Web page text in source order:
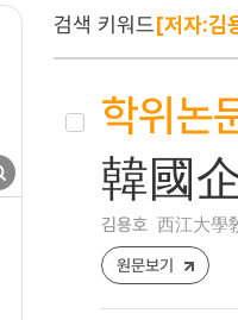
검색 키워드[저자:김
학위논
韓國
김용호 西江大學
원문보기